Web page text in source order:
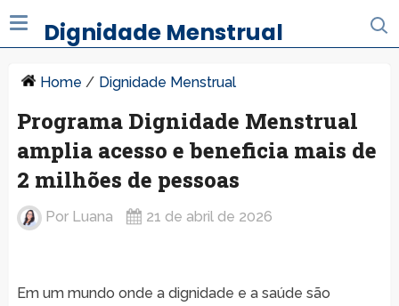
Dignidade Menstrual
Home / Dignidade Menstrual
Programa Dignidade Menstrual
amplia acesso e beneficia mais de
2 milhões de pessoas
Por Luana 21 de abril de 2026
Em um mundo onde a dignidade e a saúde são